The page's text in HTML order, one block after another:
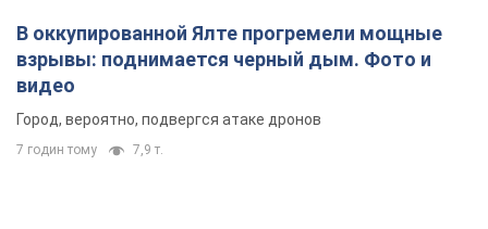
В оккупированной Ялте прогремели мощные
взрывы: поднимается черный дым. Фото и
видео
Город, вероятно, подвергся атаке дронов
7 годин тому 7,9 т.